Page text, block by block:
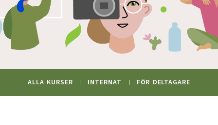
ALLA KURSER INTERNAT FÖR DELTAGARE